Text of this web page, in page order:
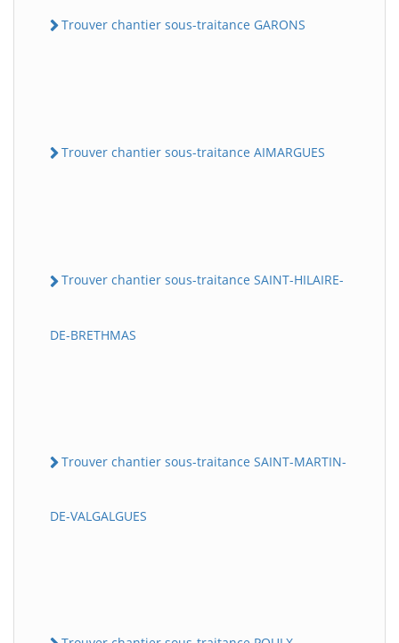
Trouver chantier sous-traitance GARONS
Trouver chantier sous-traitance AIMARGUES
Trouver chantier sous-traitance SAINT-HILAIRE-
DE-BRETHMAS
Trouver chantier sous-traitance SAINT-MARTIN-
DE-VALGALGUES